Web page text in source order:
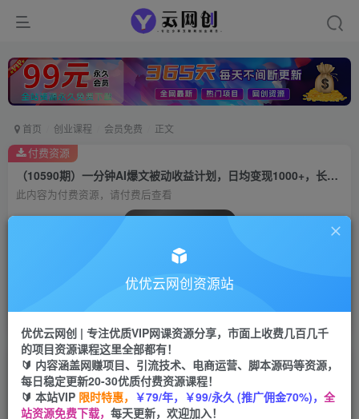
首页 创业课程 会员免费 正文
（10590期）一分钟AI爆文被动收益计划，日均变现1000+，长期稳定，项目可放大
此内容为付费资源，请付费后查看
会员专属资源
您暂无购买权限，请先开通会员
开通会员
付费资源
（10590期）一分钟AI爆文被动收益计划，日均变
现1000+，长期稳定，项目可放大
优优云网创资源站
优优云网创 | 专注优质VIP网课资源分享，市面上收费几百几千
的项目资源课程这里全部都有！
🔰 内容涵盖网赚项目、引流技术、电商运营、脚本源码等资源，
每日稳定更新20-30优质付费资源课程！
🔰 本站VIP 限时特惠， ￥79/年，￥99/永久 (推广佣金70%)， 全
站资源免费下载， 每天更新，欢迎加入！